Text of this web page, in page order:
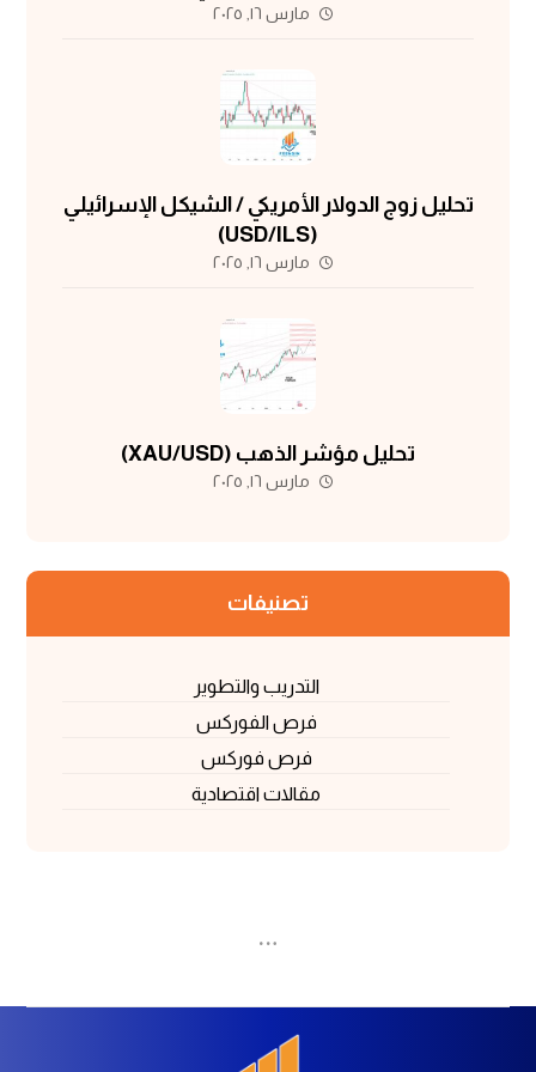
مارس ١٦, ٢٠٢٥
تحليل زوج الدولار الأمريكي / الشيكل الإسرائيلي
(USD/ILS)
مارس ١٦, ٢٠٢٥
تحليل مؤشر الذهب (XAU/USD)
مارس ١٦, ٢٠٢٥
تصنيفات
التدريب والتطوير
فرص الفوركس
فرص فوركس
مقالات اقتصادية